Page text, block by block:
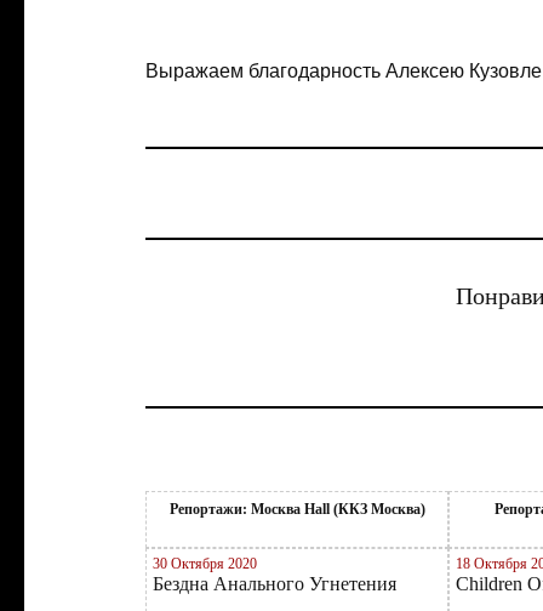
Выражаем благодарность Алексею
Репортажи: Москва Hall (ККЗ Москва)
30 Октября 2020
Бездна Анального Угнетения
18 Октября
Children